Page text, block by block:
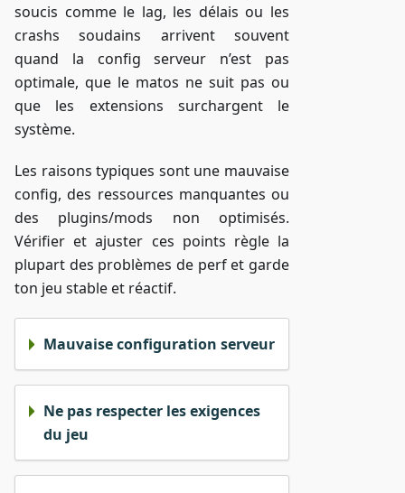
soucis comme le lag, les délais ou les
crashs soudains arrivent souvent
quand la config serveur n’est pas
optimale, que le matos ne suit pas ou
que les extensions surchargent le
système.
Les raisons typiques sont une mauvaise
config, des ressources manquantes ou
des plugins/mods non optimisés.
Vérifier et ajuster ces points règle la
plupart des problèmes de perf et garde
ton jeu stable et réactif.
Mauvaise configuration serveur
Ne pas respecter les exigences
du jeu